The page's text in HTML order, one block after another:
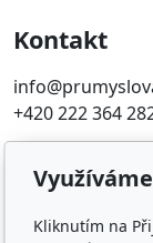
Kontakt
+420 222 364
Oblíbené
Katalog filtrů
Kliknutím na